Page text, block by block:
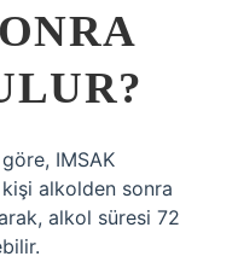
IMSAK
alkolden sonra
alkol süresi 72